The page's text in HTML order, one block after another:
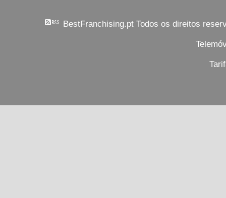
BestFranchising.pt Todos os direitos